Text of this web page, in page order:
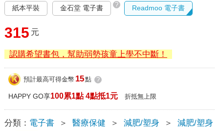
紙本平裝 金石堂 電子書 ? Readmoo 電子書
315 元
認購希望書包，幫助弱勢孩童上學不中斷！
預計最高可得金幣 15點 ?
HAPPY GO享100累1點 4點抵1元 折抵無上限
分類： 電子書 ＞ 醫療保健 ＞ 減肥/塑身 ＞ 減肥/塑身